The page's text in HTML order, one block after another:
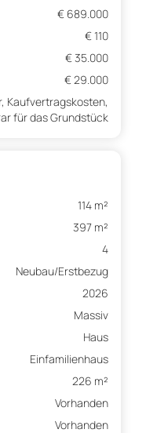
€ 689.000
€ 110
€ 35.000
€ 29.000
Kaufvertragskosten,
für das Grundstück
114 m²
397 m²
4
Neubau/Erstbezug
2026
Massiv
Haus
Einfamilienhaus
226 m²
Vorhanden
Vorhanden